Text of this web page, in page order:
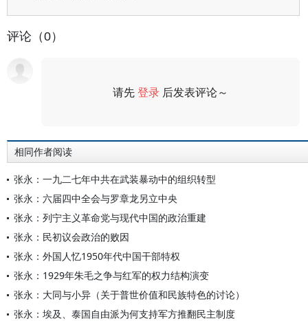
评论（0）
请先登录 后发表评论～
相同作者阅读
张永：一九二七年中共在武装暴动中的组织转型
张永：六届四中全会与罗章龙另立中央
张永：列宁主义革命党与现代中国的政治重建
张永：民初议会政治的败因
张永：外国人忆1950年代中国干部特权
张永：1929年朱毛之争与红军的权力结构演变
张永：大同与小异（关于普世价值和民族特色的讨论）
张永：埃及、泰国自由派为何支持军方推翻民主制度